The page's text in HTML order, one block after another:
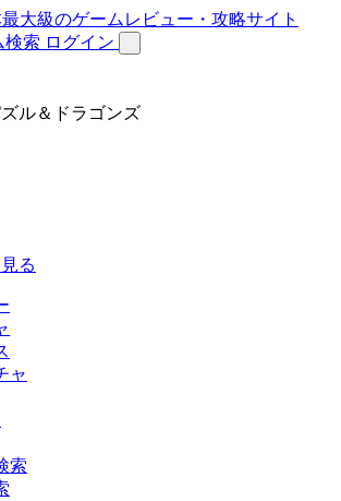
検索 ログイン
ル＆ドラゴンズ
る
ャ
索